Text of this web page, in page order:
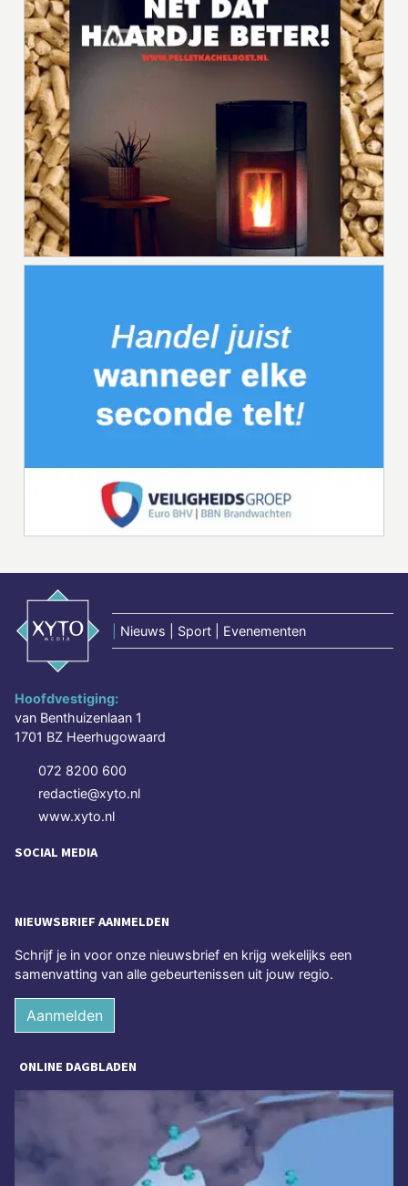
Nieuws | Sport | Evenementen
Hoofdvestiging:
van Benthuizenlaan 1
1701 BZ Heerhugowaard
072 8200 600
redactie@xyto.nl
www.xyto.nl
SOCIAL MEDIA
NIEUWSBRIEF AANMELDEN
Schrijf je in voor onze nieuwsbrief en krijg wekelijks een
samenvatting van alle gebeurtenissen uit jouw regio.
Aanmelden
ONLINE DAGBLADEN